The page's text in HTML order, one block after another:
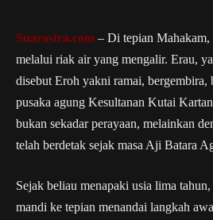
Suarastra.com – Di tepian Mahakam,
melalui riak air yang mengalir. Erau,
disebut Eroh yakni ramai, bergembira,
pusaka agung Kesultanan Kutai
bukan sekadar perayaan, melainkan
telah berdetak sejak masa Aji Batara
Sejak beliau menapaki usia lima
mandi ke tepian menandai langkah